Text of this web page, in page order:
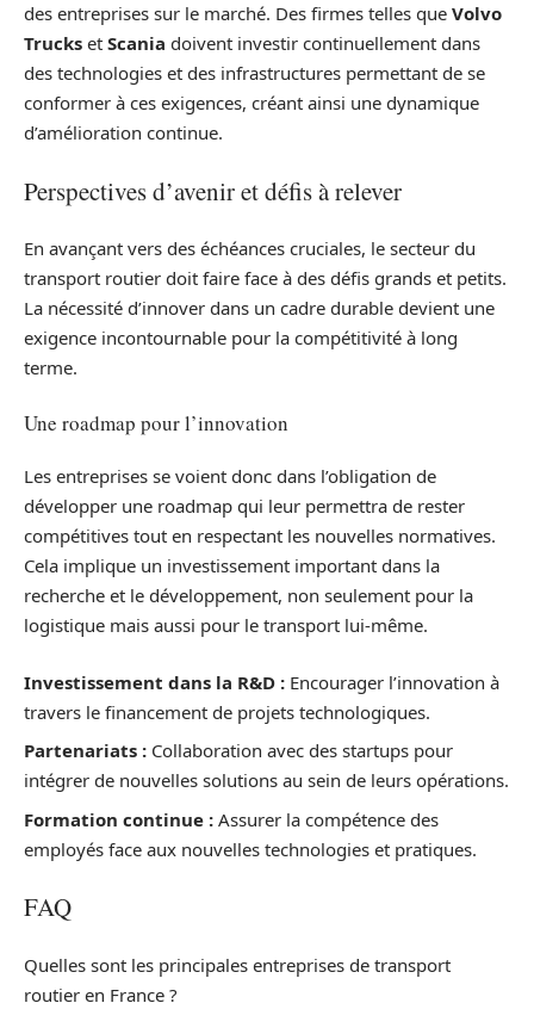
des entreprises sur le marché. Des firmes telles que Volvo
Trucks et Scania doivent investir continuellement dans
des technologies et des infrastructures permettant de se
conformer à ces exigences, créant ainsi une dynamique
d’amélioration continue.
Perspectives d’avenir et défis à relever
En avançant vers des échéances cruciales, le secteur du
transport routier doit faire face à des défis grands et petits.
La nécessité d’innover dans un cadre durable devient une
exigence incontournable pour la compétitivité à long
terme.
Une roadmap pour l’innovation
Les entreprises se voient donc dans l’obligation de
développer une roadmap qui leur permettra de rester
compétitives tout en respectant les nouvelles normatives.
Cela implique un investissement important dans la
recherche et le développement, non seulement pour la
logistique mais aussi pour le transport lui-même.
Investissement dans la R&D : Encourager l’innovation à
travers le financement de projets technologiques.
Partenariats : Collaboration avec des startups pour
intégrer de nouvelles solutions au sein de leurs opérations.
Formation continue : Assurer la compétence des
employés face aux nouvelles technologies et pratiques.
FAQ
Quelles sont les principales entreprises de transport
routier en France ?